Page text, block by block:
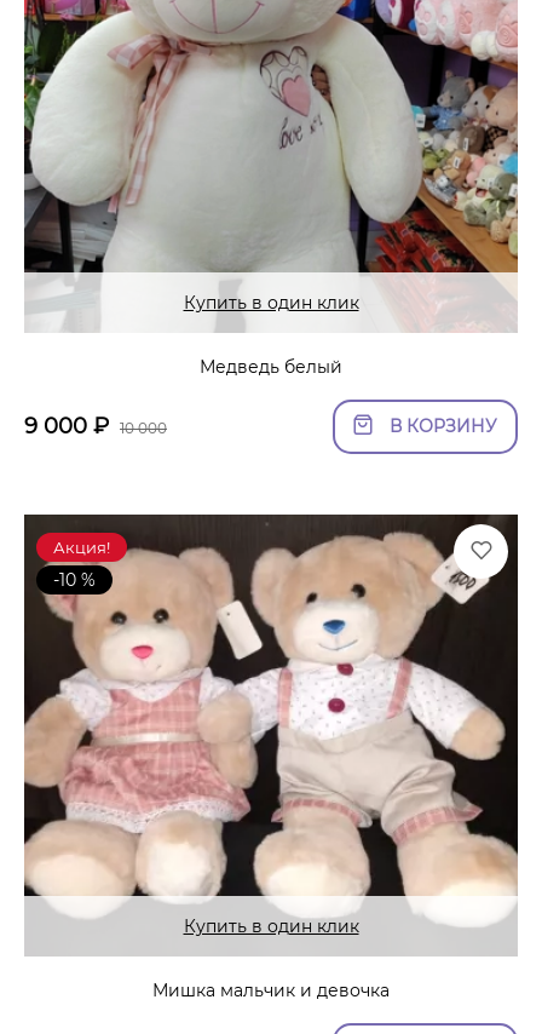
Купить в один клик
Медведь белый
9 000 ₽ 10 000 В КОРЗИНУ
Акция!
-10 %
Купить в один клик
Мишка мальчик и девочка